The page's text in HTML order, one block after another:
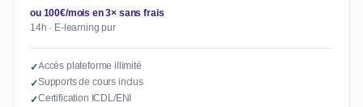
ou 100€/mois en 3× sans frais
14h · E-learning pur
✓Accès plateforme illimité
✓Supports de cours inclus
✓Certification ICDL/ENI